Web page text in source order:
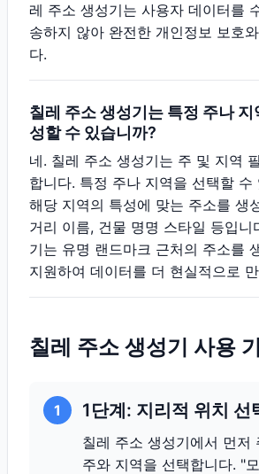
레 주소 생성기는 사용자 데이터를
송하지 않아 완전한 개인정보 보호
다.
칠레 주소 생성기는 특정 주나 지
성할 수 있습니까?
네. 칠레 주소 생성기는 주 및 지역
합니다. 특정 주나 지역을 선택할 수
해당 지역의 특성에 맞는 주소를 생
거리 이름, 건물 명명 스타일 등입니
기는 유명 랜드마크 근처의 주소를
지원하여 데이터를 더 현실적으로
칠레 주소 생성기 사용
1 1단계: 지리적 위치 선
칠레 주소 생성기에서 먼저
주와 지역을 선택합니다. "